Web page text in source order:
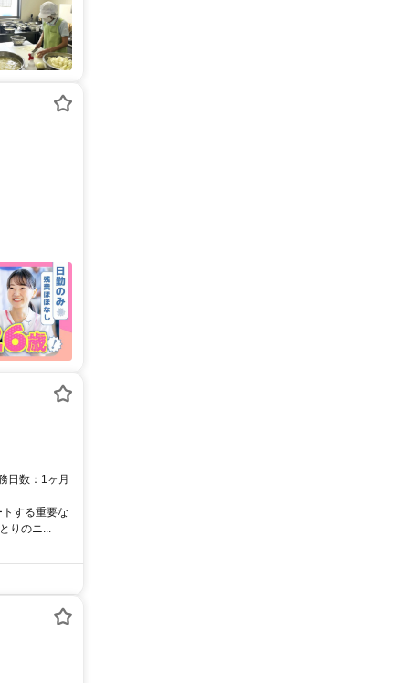
日数：1ヶ月
する重要な
りのニ...